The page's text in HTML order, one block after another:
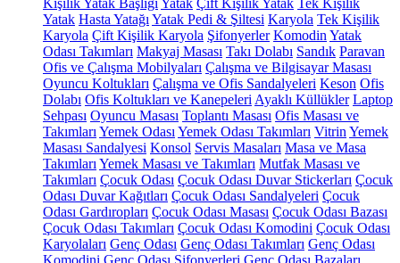
Kişilik Yatak Başlığı Yatak Çift Kişilik Yatak Tek Kişilik
Yatak Hasta Yatağı Yatak Pedi & Şiltesi Karyola Tek Kişilik
Karyola Çift Kişilik Karyola Şifonyerler Komodin Yatak
Odası Takımları Makyaj Masası Takı Dolabı Sandık Paravan
Ofis ve Çalışma Mobilyaları Çalışma ve Bilgisayar Masası
Oyuncu Koltukları Çalışma ve Ofis Sandalyeleri Keson Ofis
Dolabı Ofis Koltukları ve Kanepeleri Ayaklı Küllükler Laptop
Sehpası Oyuncu Masası Toplantı Masası Ofis Masası ve
Takımları Yemek Odası Yemek Odası Takımları Vitrin Yemek
Masası Sandalyesi Konsol Servis Masaları Masa ve Masa
Takımları Yemek Masası ve Takımları Mutfak Masası ve
Takımları Çocuk Odası Çocuk Odası Duvar Stickerları Çocuk
Odası Duvar Kağıtları Çocuk Odası Sandalyeleri Çocuk
Odası Gardıropları Çocuk Odası Masası Çocuk Odası Bazası
Çocuk Odası Takımları Çocuk Odası Komodini Çocuk Odası
Karyolaları Genç Odası Genç Odası Takımları Genç Odası
Komodini Genç Odası Şifonyerleri Genç Odası Bazaları